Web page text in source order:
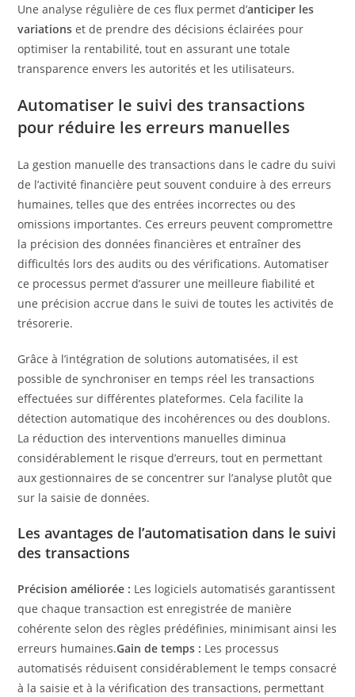
Une analyse régulière de ces flux permet d’anticiper les
variations et de prendre des décisions éclairées pour
optimiser la rentabilité, tout en assurant une totale
transparence envers les autorités et les utilisateurs.
Automatiser le suivi des transactions
pour réduire les erreurs manuelles
La gestion manuelle des transactions dans le cadre du suivi
de l’activité financière peut souvent conduire à des erreurs
humaines, telles que des entrées incorrectes ou des
omissions importantes. Ces erreurs peuvent compromettre
la précision des données financières et entraîner des
difficultés lors des audits ou des vérifications. Automatiser
ce processus permet d’assurer une meilleure fiabilité et
une précision accrue dans le suivi de toutes les activités de
trésorerie.
Grâce à l’intégration de solutions automatisées, il est
possible de synchroniser en temps réel les transactions
effectuées sur différentes plateformes. Cela facilite la
détection automatique des incohérences ou des doublons.
La réduction des interventions manuelles diminua
considérablement le risque d’erreurs, tout en permettant
aux gestionnaires de se concentrer sur l’analyse plutôt que
sur la saisie de données.
Les avantages de l’automatisation dans le suivi
des transactions
Précision améliorée : Les logiciels automatisés garantissent
que chaque transaction est enregistrée de manière
cohérente selon des règles prédéfinies, minimisant ainsi les
erreurs humaines.Gain de temps : Les processus
automatisés réduisent considérablement le temps consacré
à la saisie et à la vérification des transactions, permettant